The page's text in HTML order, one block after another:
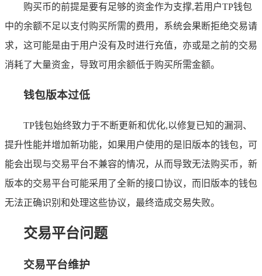
购买币的前提是要有足够的资金作为支撑,若用户TP钱包
中的余额不足以支付购买所需的费用，系统会果断拒绝交易请
求，这可能是由于用户没有及时进行充值，亦或是之前的交易
消耗了大量资金，导致可用余额低于购买所需金额。
钱包版本过低
TP钱包始终致力于不断更新和优化,以修复已知的漏洞、
提升性能并增加新功能，如果用户使用的是旧版本的钱包，可
能会出现与交易平台不兼容的情况，从而导致无法购买币，新
版本的交易平台可能采用了全新的接口协议，而旧版本的钱包
无法正确识别和处理这些协议，最终造成交易失败。
交易平台问题
交易平台维护